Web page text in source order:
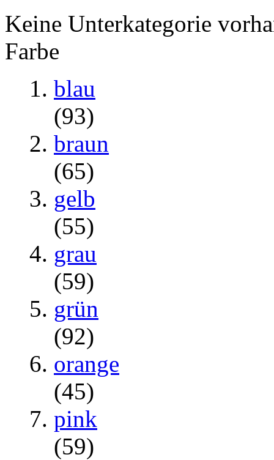
Keine Unterkategorie
Farbe
blau
(93)
braun
(65)
gelb
(55)
grau
(59)
grün
(92)
orange
(45)
pink
(59)